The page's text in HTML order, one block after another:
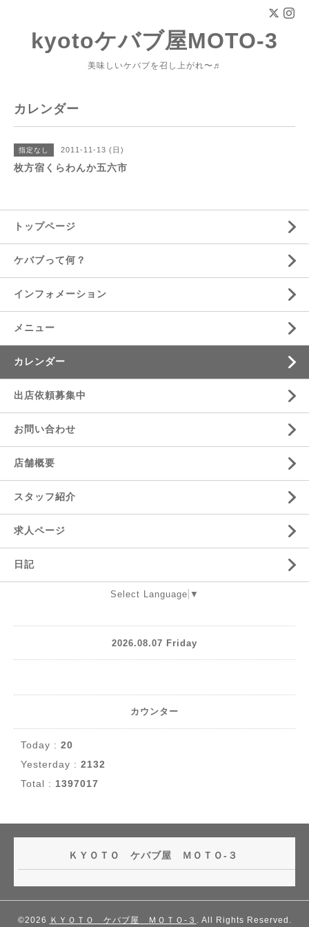
kyotoケバブ屋MOTO-3
美味しいケバブを召し上がれ〜♬
カレンダー
指定なし 2011-11-13 (日)
枚方宿くらわんか五六市
トップページ
ケバブって何？
インフォメーション
メニュー
カレンダー
出店依頼募集中
お問い合わせ
店舗概要
スタッフ紹介
求人ページ
日記
Select Language ▼
2026.08.07 Friday
カウンター
Today : 20
Yesterday : 2132
Total : 1397017
ＫＹＯＴＯ ケバブ屋 ＭＯＴＯ-３
©2026 ＫＹＯＴＯ ケバブ屋 ＭＯＴＯ-３ . All Rights Reserved.